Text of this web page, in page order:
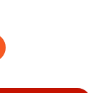
xanh TD12008